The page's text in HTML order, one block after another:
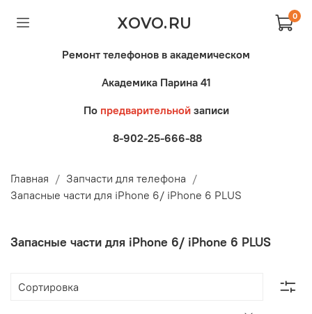
XOVO.RU 0
Ремонт телефонов в академическом
Академика Парина 41
По предварительнойзаписи
8-902-25-666-88
Главная
Запчасти для телефона
Запасные части для iPhone 6/ iPhone 6 PLUS
Запасные части для iPhone 6/ iPhone 6 PLUS